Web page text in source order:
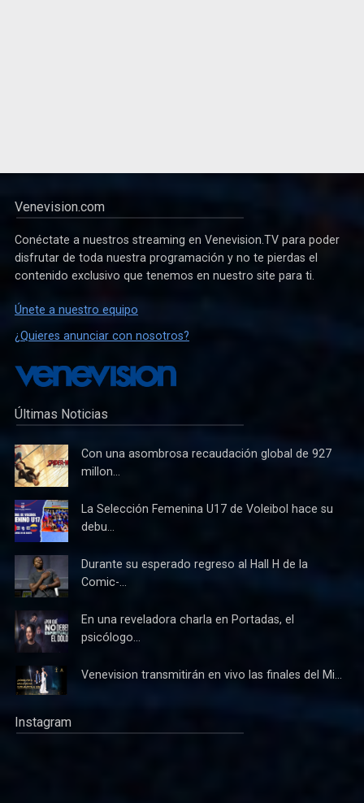
Venevision.com
Conéctate a nuestros streaming en Venevision.TV para poder
disfrutar de toda nuestra programación y no te pierdas el
contenido exclusivo que tenemos en nuestro site para ti.
Únete a nuestro equipo
¿Quieres anunciar con nosotros?
Últimas Noticias
Con una asombrosa recaudación global de 927
millon...
La Selección Femenina U17 de Voleibol hace su
debu...
Durante su esperado regreso al Hall H de la
Comic-...
En una reveladora charla en Portadas, el
psicólogo...
Venevision transmitirán en vivo las finales del Mi...
Instagram